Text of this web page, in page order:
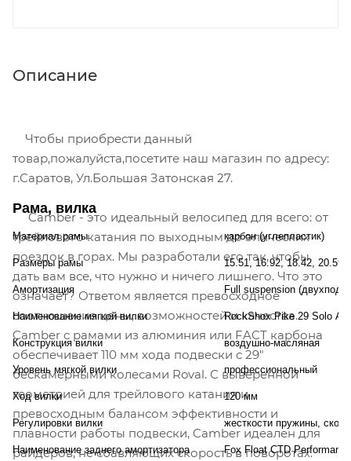
Описание
Чтобы приобрести данный
товар,пожалуйста,посетите наш магазин по адресу:
г.Саратов, Ул.Большая Затонская 27.
Camber - это идеальный велосипед для всего: от
трейлового катания по выходным до эпических
поездок в горах. Мы разработали его так, чтобы
дать вам все, что нужно и ничего лишнего. Что это
означает? Ответом является превосходное
соотношение цены, возможностей и качества.
Camber с рамами из алюминия или FACT карбона
обеспечивает 110 мм хода подвески с 29"
бескамерными колесами Roval. С выверенной
геометрией для трейлового катания и
превосходным балансом эффективности и
плавности работы подвески, Camber идеален для
райдеров, не сбавляющих скорость в поворотах.
Рама, вилка
Материал рамы карбон (углепластик)
Размеры рамы 15.51, 16.92, 18.42, 20.59
Амортизация Full suspension
Наименование мягкой вилки RockShox Pike 29 Solo Air
Конструкция вилки воздушно-масляная
Уровень мягкой вилки профессиональный
Ход вилки 120 мм
Регулировки вилки жесткости пружины,
Наименование заднего амортизатора Fox Float CTD